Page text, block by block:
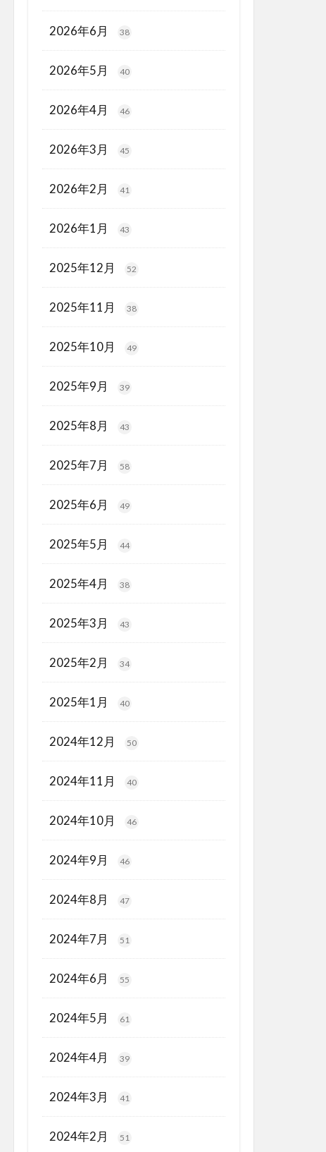
2026年6月 38
2026年5月 40
2026年4月 46
2026年3月 45
2026年2月 41
2026年1月 43
2025年12月 52
2025年11月 38
2025年10月 49
2025年9月 39
2025年8月 43
2025年7月 58
2025年6月 49
2025年5月 44
2025年4月 38
2025年3月 43
2025年2月 34
2025年1月 40
2024年12月 50
2024年11月 40
2024年10月 46
2024年9月 46
2024年8月 47
2024年7月 51
2024年6月 55
2024年5月 61
2024年4月 39
2024年3月 41
2024年2月 51